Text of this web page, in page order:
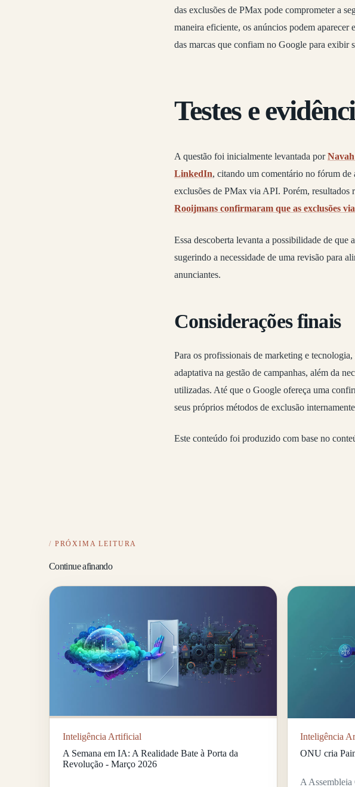
das exclusões de PMax pode comprometer a
maneira eficiente, os anúncios podem
das marcas que confiam no Google para exibir
Testes e
A questão foi inicialmente levantada por
LinkedIn, citando um comentário no fórum
exclusões de PMax via API. Porém, resultados
Rooijmans confirmaram que as exclusões
Essa descoberta levanta a possibilidade de
sugerindo a necessidade de uma revisão para
anunciantes.
Considerações finais
Para os profissionais de marketing e
adaptativa na gestão de campanhas, além da
utilizadas. Até que o Google ofereça uma
seus próprios métodos de exclusão
Este conteúdo foi produzido com base no
PRÓXIMA LEITURA
Continue afinando
Inteligência Artificial
A Semana em IA: A Realidade Bate à Porta da
Revolução - Março 2026
Inteligência
ONU cria
A Assembleia